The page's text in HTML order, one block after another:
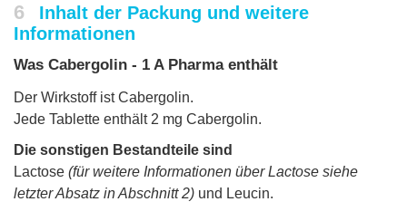
6
Inhalt der Packung und weitere
Informationen
Was Cabergolin - 1 A Pharma enthält
Der Wirkstoff ist Cabergolin.
Jede Tablette enthält 2 mg Cabergolin.
Die sonstigen Bestandteile sind
Lactose (für weitere Informationen über Lactose siehe
letzter Absatz in Abschnitt 2) und Leucin.